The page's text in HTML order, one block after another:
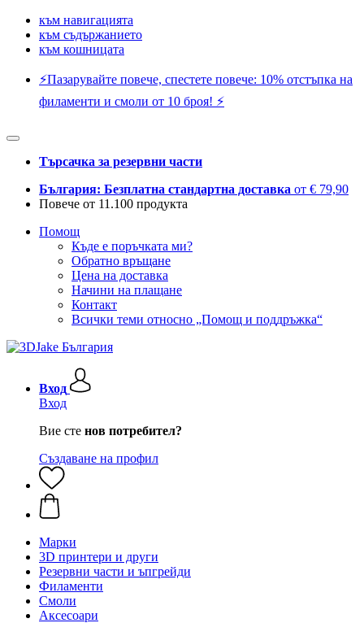
към навигацията
към съдържанието
към кошницата
⚡️Пазарувайте повече, спестете повече: 10% отстъпка на
филаменти и смоли от 10 броя! ⚡️
Търсачка за резервни части
България: Безплатна стандартна доставка от € 79,90
Повече от 11.100 продукта
Помощ
Къде е поръчката ми?
Обратно връщане
Цена на доставка
Начини на плащане
Контакт
Всички теми относно „Помощ и поддръжка“
Вход
Вход
Вие сте нов потребител?
Създаване на профил
Mарки
3D принтери и други
Резервни части и ъпгрейди
Филаменти
Смоли
Аксесоари